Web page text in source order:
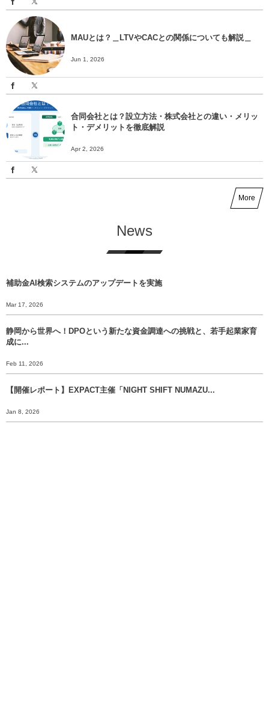
MAUとは？＿LTVやCACとの関係についても解説＿
Jun 1, 2026
合同会社とは？設立方法・株式会社との違い・メリッ
ト・デメリットを徹底解説
Apr 2, 2026
More
News
補助金AI検索システムのアップデートを実施
Mar 17, 2026
静岡から世界へ！DPOという新たな資金調達への挑戦と、若手起業家育
成に...
Feb 11, 2026
【開催レポート】EXPACT主催「NIGHT SHIFT NUMAZU...
Jan 8, 2026